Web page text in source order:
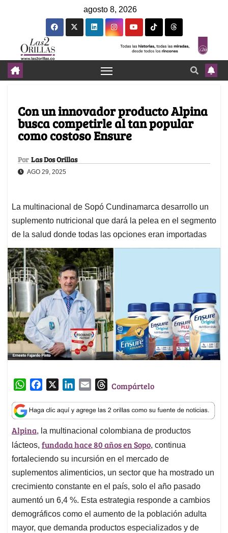
agosto 8, 2026
Con un innovador producto Alpina
busca competirle al tan popular
como costoso Ensure
Por Las Dos Orillas
AGO 29, 2025
La multinacional de Sopó Cundinamarca desarrollo un
suplemento nutricional que dará la pelea en el segmento
de la salud donde todas las opciones eran importadas
W
a
t
s
A
p
p
c
e
b
o
o
k
n
k
e
d
I
n
a
i
l
T
r
e
a
d
s
Compártelo
Alpina, la multinacional colombiana de productos
lácteos, fundada hace 80 años en Sopo, continua
fortaleciendo su incursión en el mercado de
suplementos alimenticios, un sector que ha mostrado un
crecimiento constante en el país, solo el año pasado
aumentó un 6,4 %. Esta estrategia responde a cambios
demográficos como el aumento de la población adulta
mayor, que demanda productos especializados y de